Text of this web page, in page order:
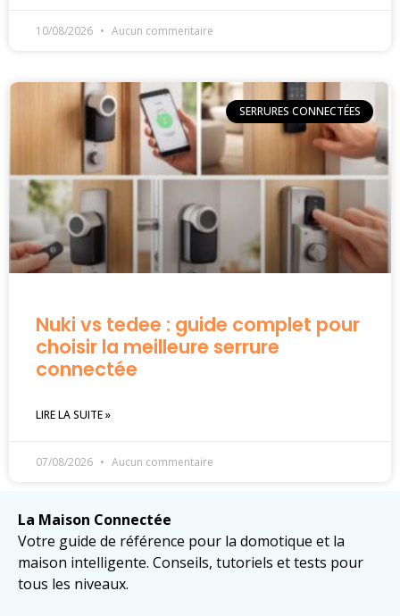
10/08/2026 Aucun commentaire
SERRURES CONNECTÉES
Nuki vs tedee : guide complet pour
choisir la meilleure serrure
connectée
LIRE LA SUITE »
07/08/2026 Aucun commentaire
La Maison Connectée
Votre guide de référence pour la domotique et la
maison intelligente. Conseils, tutoriels et tests pour
tous les niveaux.